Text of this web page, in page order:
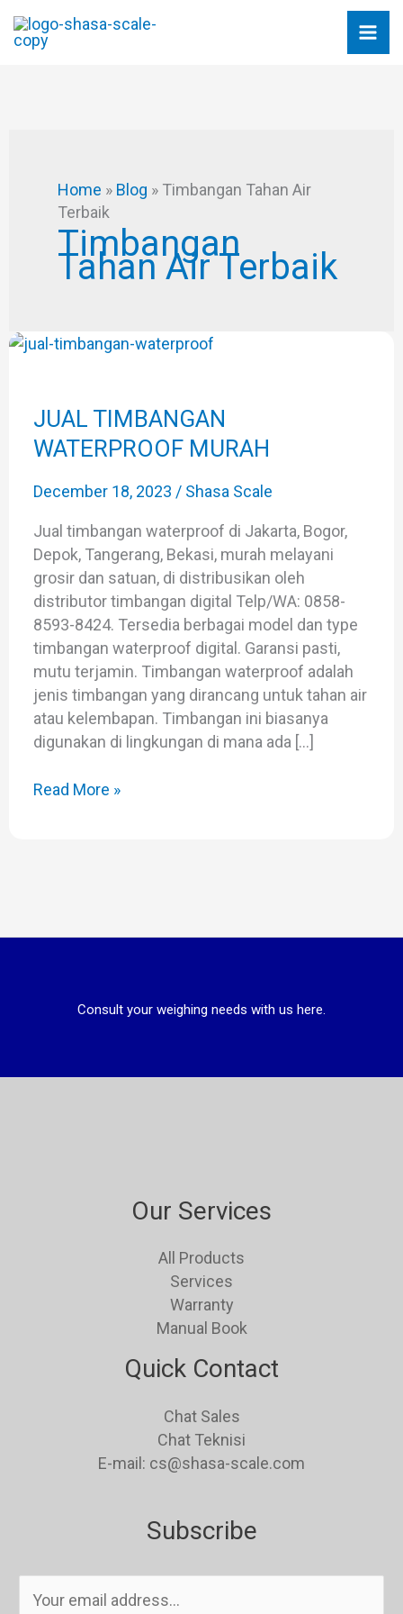
Home » Blog » Timbangan Tahan Air
Terbaik
Timbangan
Tahan Air Terbaik
JUAL TIMBANGAN
WATERPROOF MURAH
December 18, 2023 / Shasa Scale
Jual timbangan waterproof di Jakarta, Bogor,
Depok, Tangerang, Bekasi, murah melayani
grosir dan satuan, di distribusikan oleh
distributor timbangan digital Telp/WA: 0858-
8593-8424. Tersedia berbagai model dan type
timbangan waterproof digital. Garansi pasti,
mutu terjamin. Timbangan waterproof adalah
jenis timbangan yang dirancang untuk tahan air
atau kelembapan. Timbangan ini biasanya
digunakan di lingkungan di mana ada […]
JUAL
MURAH
Read More »
Consult your weighing needs with us here.
Our Services
All Products
Services
Warranty
Manual Book
Quick Contact
Chat Sales
Chat Teknisi
E-mail: cs@shasa-scale.com
Subscribe